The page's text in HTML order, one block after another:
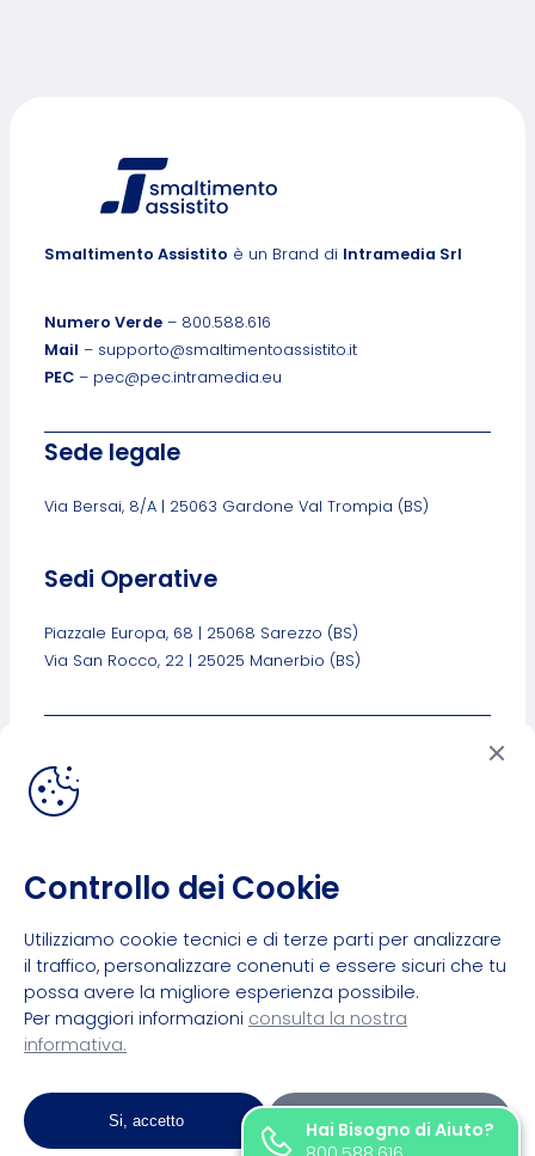
Smaltimento Assistito è un Brand di Intramedia Srl
Numero Verde– 800.588.616
Mail – supporto@smaltimentoassistito.it
PEC– pec@pec.intramedia.eu
Sede legale
Via Bersai, 8/A | 25063 Gardone Val Trompia (BS)
Sedi Operative
Piazzale Europa, 68 | 25068 Sarezzo (BS)
Via San Rocco, 22 | 25025 Manerbio (BS)
Privacy Policy
Cookies Policy
Lavora Con Noi
Via Bersai, 8/a | 25063 Gardone Val Trompia (BS)
SDI M5UXCR1 | C.F. e P.IVA 03366000986
Controllo dei Cookie
Utilizziamo cookie tecnici e di terze parti per analizzare
il traffico, personalizzare conenuti e essere sicuri che tu
possa avere la migliore esperienza possibile.
Per maggiori informazioni consulta la nostra
informativa.
Si, accetto Personalizza
Hai Bisogno di Aiuto?